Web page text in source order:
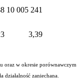
10 005 241
3,39
w okresie porównawczym
działalność zaniechana.